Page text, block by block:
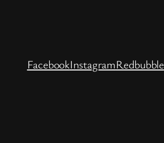
FacebookInstagramRedbubble